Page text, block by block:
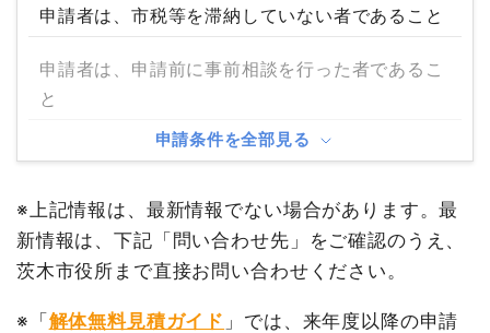
申請者は、市税等を滞納していない者であること
申請者は、申請前に事前相談を行った者であるこ
と
申請条件を全部見る
※上記情報は、最新情報でない場合があります。最
新情報は、下記「問い合わせ先」をご確認のうえ、
茨木市役所まで直接お問い合わせください。
※「解体無料見積ガイド 」では、来年度以降の申請